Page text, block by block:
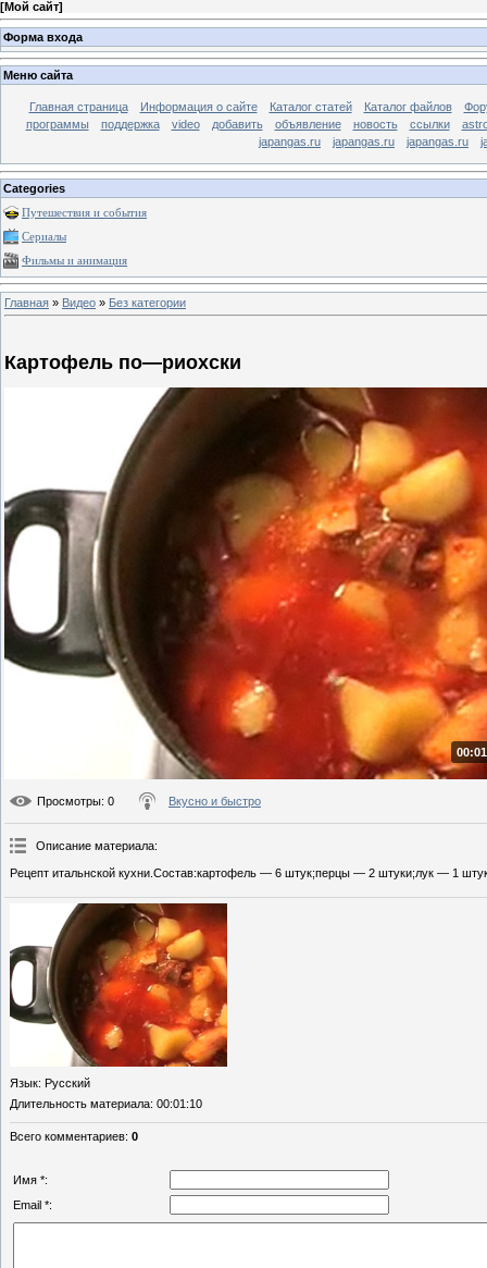
[Мой сайт]
Форма входа
Меню сайта
Главная страница Информация о сайте Каталог статей Каталог файлов
программы
поддержка video добавить объявление новость ссылки
japangas.ru
japangas.ru japangas.ru
Categories
Путешествия и события
Сериалы
Фильмы и анимация
Главная » Видео » Без категории
Картофель по—риохски
Просмотры: 0 Вкусно и быстро
Описание материала:
Рецепт итальнской кухни.Состав:картофель — 6 штук;перцы — 2 штуки;лук — 1
Язык: Русский
Длительность материала: 00:01:10
Всего комментариев: 0
Имя *:
Email *: